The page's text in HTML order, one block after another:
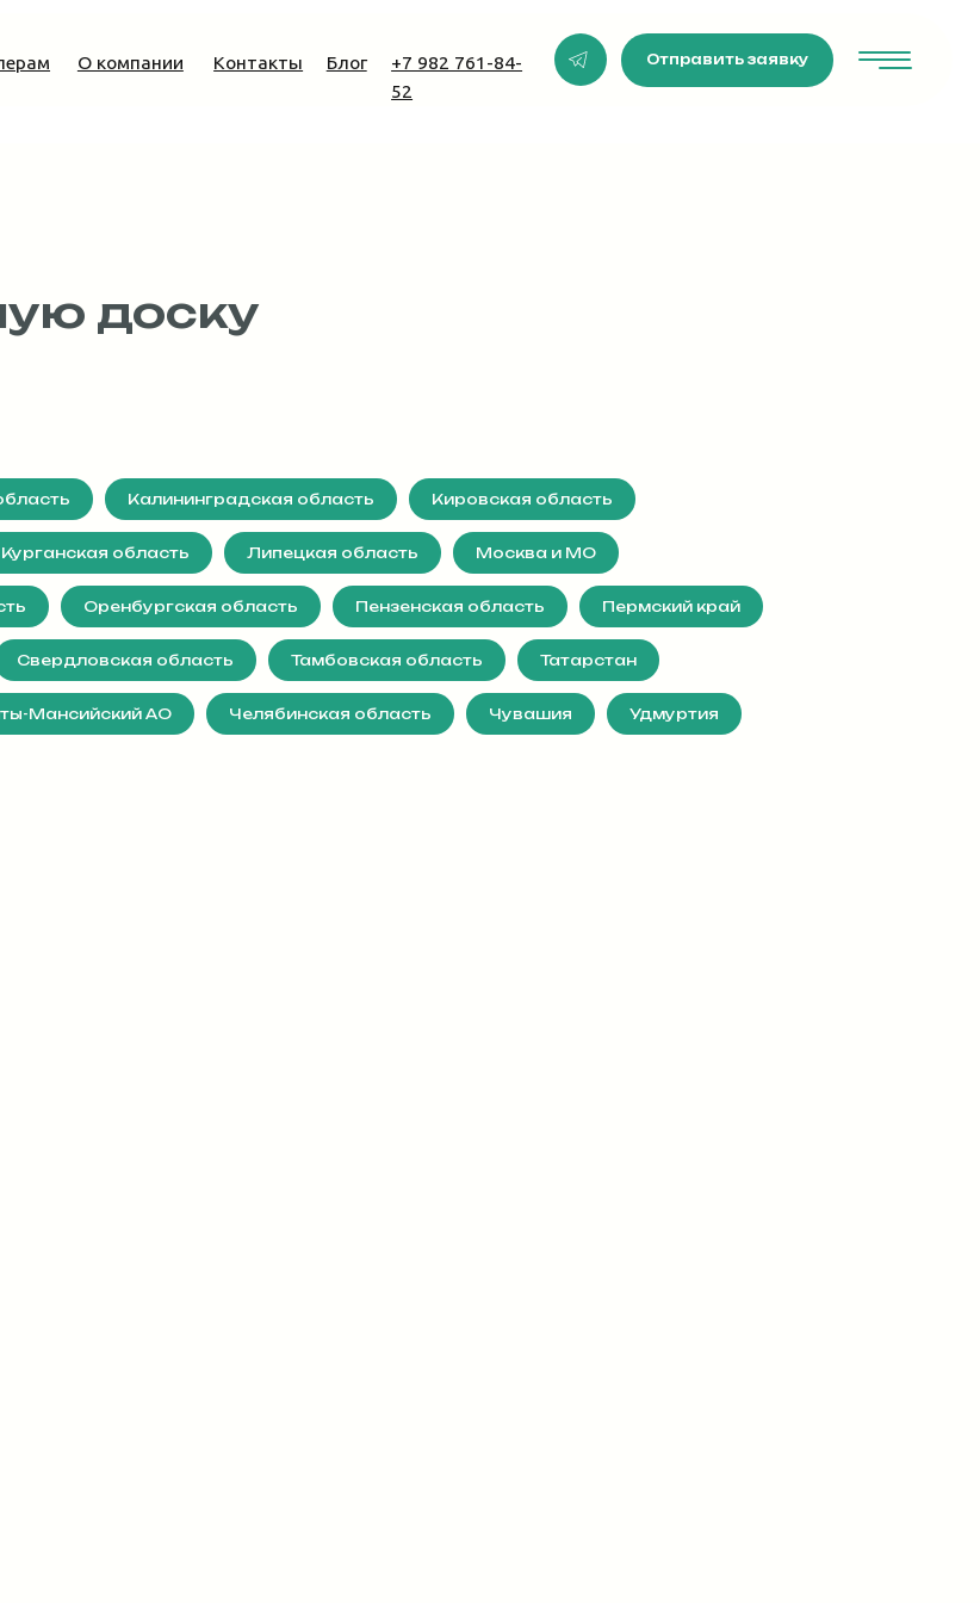
Отправить заявку
Контакты Блог
О компании +7 982 761-84-
доску
Калининградская область Кировская область
Курганская область Липецкая область Москва и МО
Оренбургская область Пензенская область Пермский край
Свердловская область Тамбовская область Татарстан
Мансийский АО Челябинская область Чувашия Удмуртия